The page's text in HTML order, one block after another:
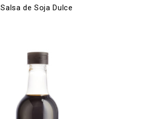
Salsa de Soja Dulce